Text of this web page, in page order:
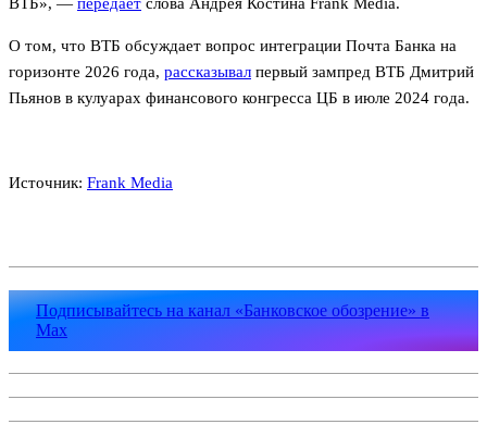
О том, что ВТБ обсуждает вопрос интеграции Почта Банка на
горизонте 2026 года, рассказывал первый зампред ВТБ Дмитрий
Пьянов в кулуарах финансового конгресса ЦБ в июле 2024 года.
Источник: Frank Media
Подписывайтесь на канал «Банковское обозрение» в
Max